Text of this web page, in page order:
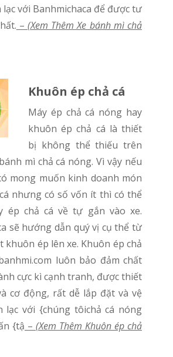
lạc với Banhmichaca để được tư
–(Xem Thêm Xe bánh mì chả
Khuôn ép chả cá
Máy ép chả cá nóng hay
khuôn ép chả cá là thiết
bị không thể thiếu trên
mì chả cá nóng. Vì vậy nếu
mong muốn kinh doanh món
nhưng có số vốn ít thì có thể
ép chả cá về tự gắn vào xe.
sẽ hướng dẫn quý vị cụ thể từ
khuôn ép lên xe. Khuôn ép chả
luôn bảo đảm chất
cực kì cạnh tranh, được thiết
cơ động, rất dễ lắp đặt và vệ
lạc với {chúng tôichả cá nóng
{tậ – (Xem Thêm Khuôn ép chả